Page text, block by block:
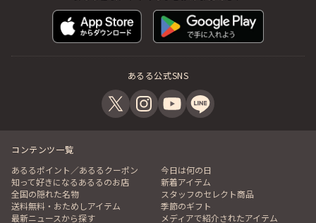
あるる公式SNS
コンテンツ一覧
あるるポイント／あるるクーポン
今日は何の日
知って好きになるあるるのお店
新着アイテム
全国の隠れた名物
スタッフのセレクト商品
送料無料・おためしアイテム
季節のギフト
最新ニュースから探す
メディアで紹介されたアイテム